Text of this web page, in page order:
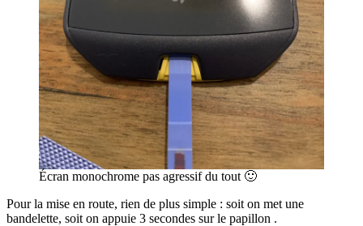
Écran monochrome pas agressif du tout 🙂
Pour la mise en route, rien de plus simple : soit on met une
bandelette, soit on appuie 3 secondes sur le papillon .